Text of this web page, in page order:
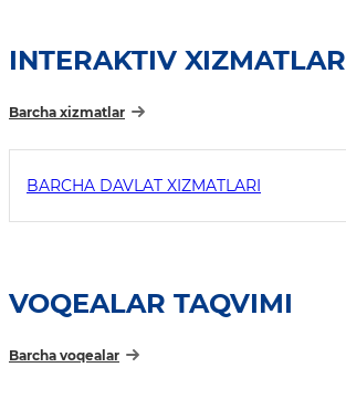
INTERAKTIV XIZMATLAR
Barcha xizmatlar
BARCHA DAVLAT XIZMATLARI
VOQEALAR TAQVIMI
Barcha voqealar